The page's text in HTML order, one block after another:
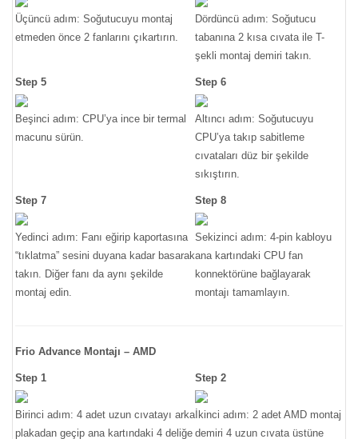
Üçüncü adım: Soğutucuyu montaj
etmeden önce 2 fanlarını çıkartırın.
Dördüncü adım: Soğutucu
tabanına 2 kısa cıvata ile T-
şekli montaj demiri takın.
Step 5 Step 6
Beşinci adım: CPU’ya ince bir termal
macunu sürün.
Altıncı adım: Soğutucuyu
CPU’ya takıp sabitleme
cıvataları düz bir şekilde
sıkıştırın.
Step 7 Step 8
Yedinci adım: Fanı eğirip kaportasına
“tıklatma” sesini duyana kadar basarak
takın. Diğer fanı da aynı şekilde
montaj edin.
Sekizinci adım: 4-pin kabloyu
ana kartındaki CPU fan
konnektörüne bağlayarak
montajı tamamlayın.
Frio Advance Montajı – AMD
Step 1 Step 2
Birinci adım: 4 adet uzun cıvatayı arka
plakadan geçip ana kartındaki 4 deliğe
İkinci adım: 2 adet AMD montaj
demiri 4 uzun cıvata üstüne